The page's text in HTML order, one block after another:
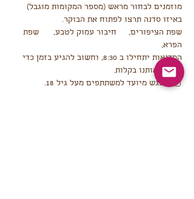
מוזמנים לבחור מראש (מספר המקומות מוגבל)
באיזו סדנה תרצו לפתוח את הבוקר.
שפת הציפורים,     חיבור עמוק לטבע,      שפת
הפרא,
הסדנאות יתחילו ב 8:30, וחשוב להגיע בזמן כדי
למצוא אותנו בקלות.
🦉המפגש מיועד למשתתפים מעל גיל 18.